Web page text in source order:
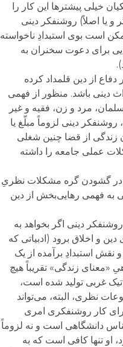
خیلی پیشترها این کار را
یا اصلاً) روشنفکر دینی
است بوی استبدادِ ناخواسته
برای دعوت سخنران به
از دین قلمداد کرده
دینی باشد. منظور از فهمی
مرد و زن، فقیه و غیر
دینی لزوماً مبلّغ یا
زندگی از قضا چنین شغلی
عملی جامعه را داشته
او در گشودن گره مشکلات نظریِ
به فهمی رهایی‌بخش از دین
دینی اگر بخواهد به
و اخلاق برود (ادبیاتی که
نقش استبدادِ برآمده از یک
«معنای زندگی» تقریباً هیچ
غربی تولید شده است،
نظری، البته، می‌تواند
کار روشنفکری امری
دانشگاهی است و نه لزوماً
او تنها کافی است که به